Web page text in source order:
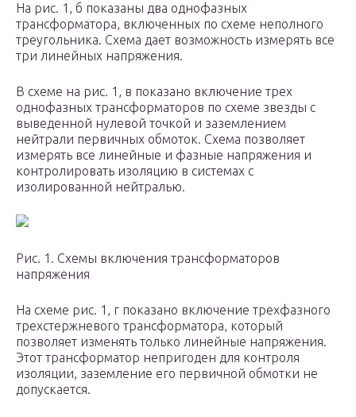
На рис. 1, б показаны два однофазных
трансформатора, включенных по схеме неполного
треугольника. Схема дает возможность измерять все
три линейных напряжения.
В схеме на рис. 1, в показано включение трех
однофазных трансформаторов по схеме звезды с
выведенной нулевой точкой и заземлением
нейтрали первичных обмоток. Схема позволяет
измерять все линейные и фазные напряжения и
контролировать изоляцию в системах с
изолированной нейтралью.
Рис. 1. Схемы включения трансформаторов
напряжения
На схеме рис. 1, г показано включение трехфазного
трехстержневого трансформатора, который
позволяет изменять только линейные напряжения.
Этот трансформатор непригоден для контроля
изоляции, заземление его первичной обмотки не
допускается.